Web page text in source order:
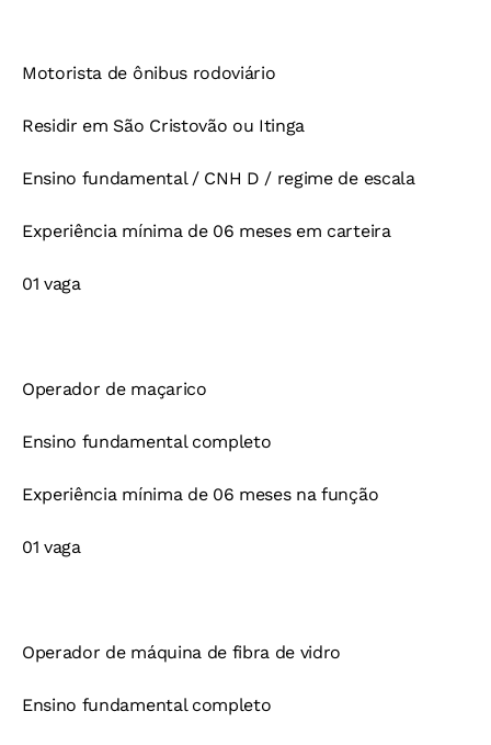
Motorista de ônibus rodoviário
Residir em São Cristovão ou Itinga
Ensino fundamental / CNH D / regime de escala
Experiência mínima de 06 meses em carteira
01 vaga
Operador de maçarico
Ensino fundamental completo
Experiência mínima de 06 meses na função
01 vaga
Operador de máquina de fibra de vidro
Ensino fundamental completo